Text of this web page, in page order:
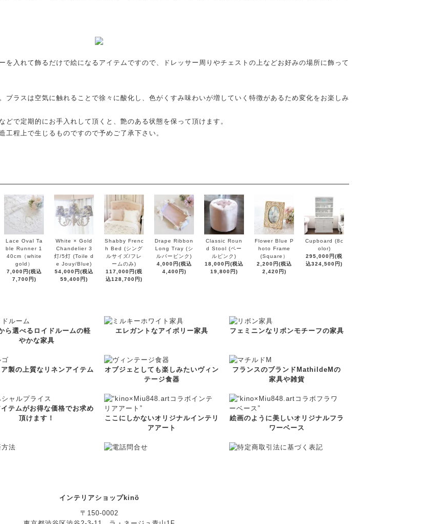
を入れて飾るだけで絵になるアイテムですので、ドレッサー周りやチェストの上などお好みの場所に飾って
ラスは空気に触れることで徐々に酸化し、色がくすみ味わいが増していく特徴があるため変化をお楽しみ
どで定期的にお手入れして頂くと、艶のある状態を保って頂けます。
程上で生じるものですので予めご了承下さい。
Lace Oval Ta
ble Runner 1
40cm（white
gold）
7,000円(税込
7,700円)
White × Gold
Chandelier 3
灯/5灯 (Toile d
e Jouy/Blue)
54,000円(税込
59,400円)
Shabby Frenc
h Bed (シング
ルサイズ/フレ
ームのみ)
117,000円(税
込128,700円)
Drape Ribbon
Long Tray (シ
ルバーピンク)
4,000円(税込
4,400円)
Classic Roun
d Stool (ペー
ルピンク)
18,000円(税込
19,800円)
Flower Blue P
hoto Frame
(Square）
2,200円(税込
2,420円)
Cupboard (8c
olor)
295,000円(税
込324,500円)
ら選べるロイドルームの軽
やかな家具
エレガントなアイボリー家具 フェミニンなリボンモチーフの家具
製の上質なリネンアイテム
オブジェとしても楽しみたいヴィン
テージ食器
フランスのブランドMathildeMの
家具や雑貨
テムがお得な価格でお求め
頂けます！
ここにしかないオリジナルインテリ
アアート
絵画のように美しいオリジナルフラ
ワーベース
インテリアショップkinö
〒150-0002